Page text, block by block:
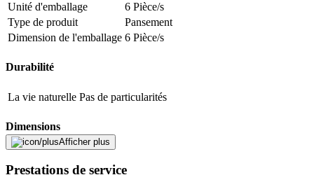
Unité d'emballage
6 Pièce/s
Type de produit
Pansement
Dimension de l'emballage 6 Pièce/s
Durabilité
La vie naturelle Pas de particularités
Dimensions
Longueur 7.5 cm
Afficher plus
Prestations de service